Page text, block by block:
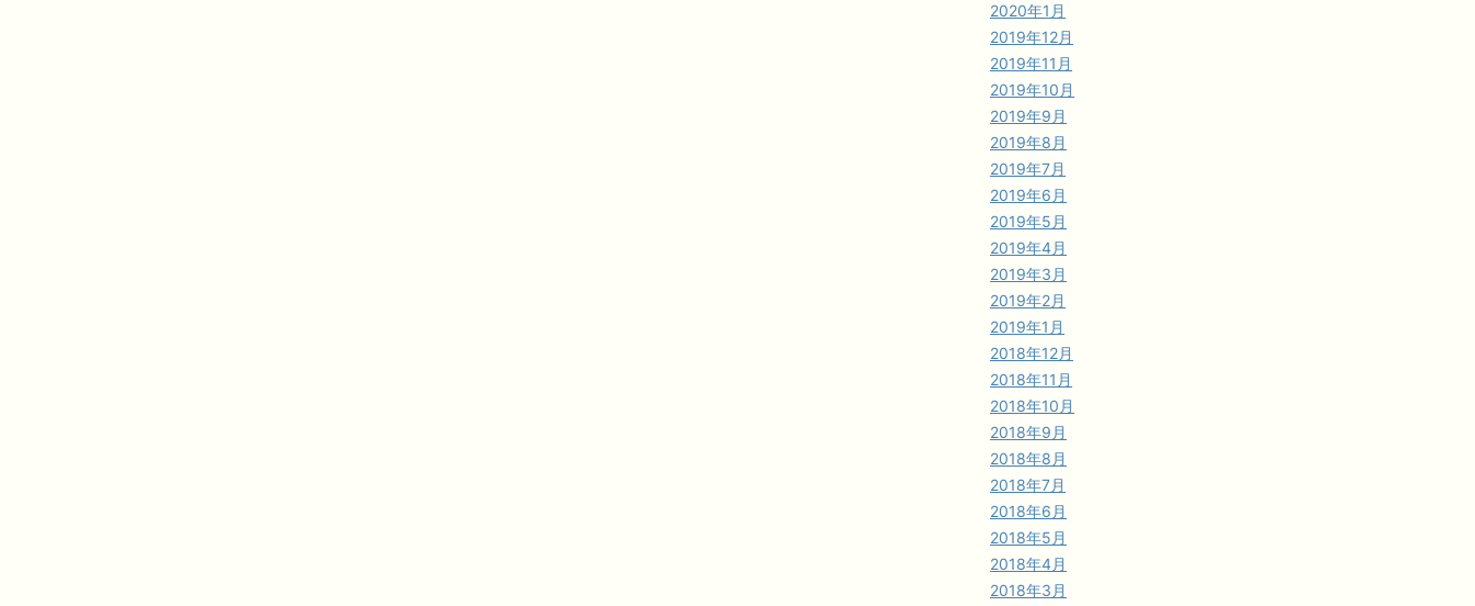
2020年1月
2019年12月
2019年11月
2019年10月
2019年9月
2019年8月
2019年7月
2019年6月
2019年5月
2019年4月
2019年3月
2019年2月
2019年1月
2018年12月
2018年11月
2018年10月
2018年9月
2018年8月
2018年7月
2018年6月
2018年5月
2018年4月
2018年3月